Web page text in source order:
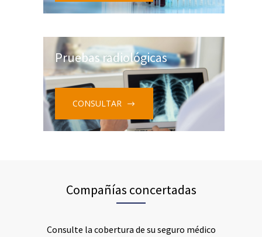
Pruebas radiológicas
CONSULTAR
Compañías concertadas
Consulte la cobertura de su seguro médico